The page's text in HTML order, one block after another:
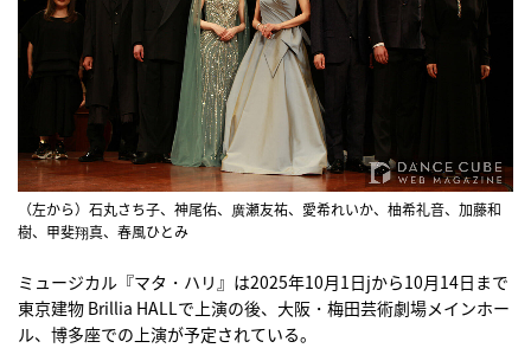
（左から）石丸さち子、神尾佑、廣瀬友祐、愛希れいか、柚希礼音、加藤和
樹、甲斐翔真、春風ひとみ
ミュージカル『マタ・ハリ』は2025年10月1日jから10月14日まで
東京建物 Brillia HALLで上演の後、大阪・梅田芸術劇場メインホー
ル、博多座での上演が予定されている。